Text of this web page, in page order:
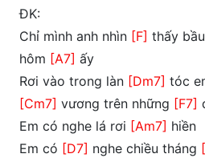
ĐK:
Chỉ mình anh nhìn [F] thấy
hôm [A7] ấy
Rơi vào trong làn [Dm7] tóc
[Cm7] vương trên những [F7]
Em có nghe lá rơi [Am7] hiền
Em có [D7] nghe chiều tháng